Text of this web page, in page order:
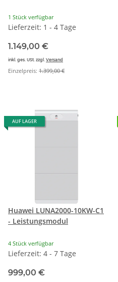
1 Stück verfügbar
Lieferzeit: 1 - 4 Tage
1.149,00 €
inkl. ges. USt. zzgl. Versand
Einzelpreis: 1.399,00 €
AUF LAGER
Huawei LUNA2000-10KW-C1
- Leistungsmodul
4 Stück verfügbar
Lieferzeit: 4 - 7 Tage
999,00 €